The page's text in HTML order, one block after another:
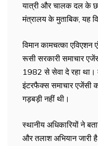
यात्री और चालक दल के
मंत्रालय के मुताबिक, यह
विमान कामचत्का
रूसी सरकारी समाचार
1982 से सेवा दे रहा था।
इंटरफैक्स समाचार एजेंसी
गड़बड़ी नहीं थी।
स्थानीय अधिकारियों ने
और तलाश अभियान जारी